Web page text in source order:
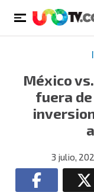
México
fuera
3 julio,